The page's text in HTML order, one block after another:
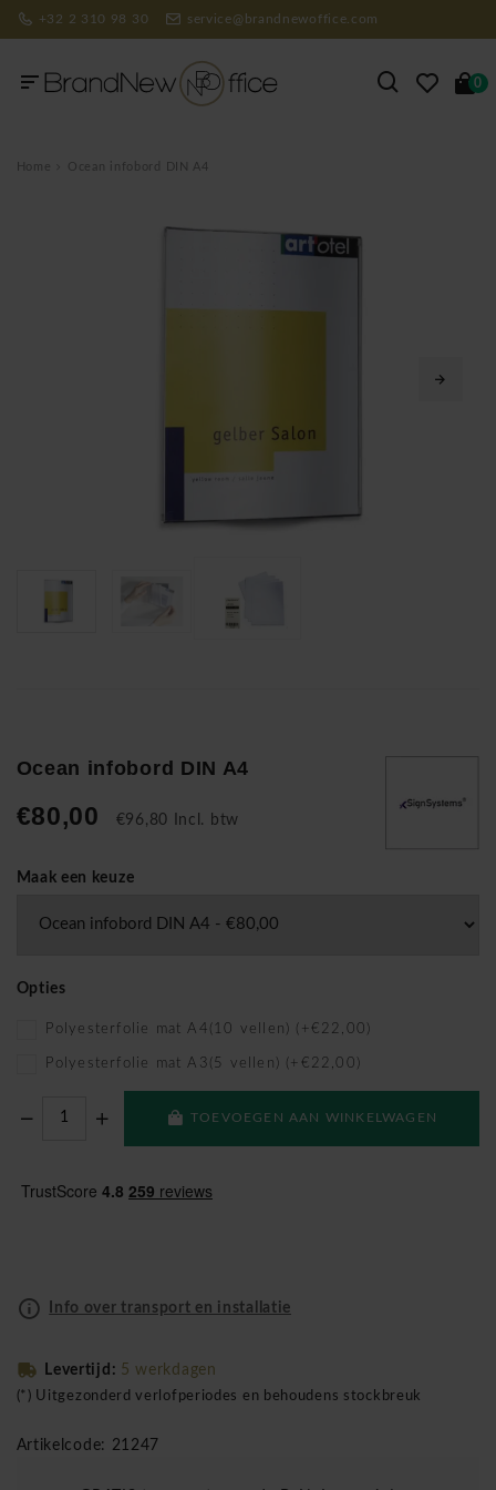
+32 2 310 98 30 service@brandnewoffice.com
0
Home Ocean infobord DIN A4
Ocean infobord DIN A4
€80,00 €96,80 Incl. btw
Maak een keuze
Opties
Polyesterfolie mat A4(10 vellen) (+€22,00)
Polyesterfolie mat A3(5 vellen) (+€22,00)
TOEVOEGEN AAN WINKELWAGEN
Info over transport en installatie
Levertijd: 5 werkdagen
(*) Uitgezonderd verlofperiodes en behoudens stockbreuk
Artikelcode: 21247